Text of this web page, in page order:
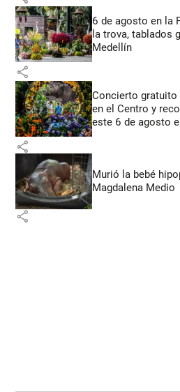
6 de agosto en la
la trova, tablados
Medellín
share
Concierto gratuito
en el Centro y
este 6 de agosto
share
Murió la bebé
Magdalena Medio
share